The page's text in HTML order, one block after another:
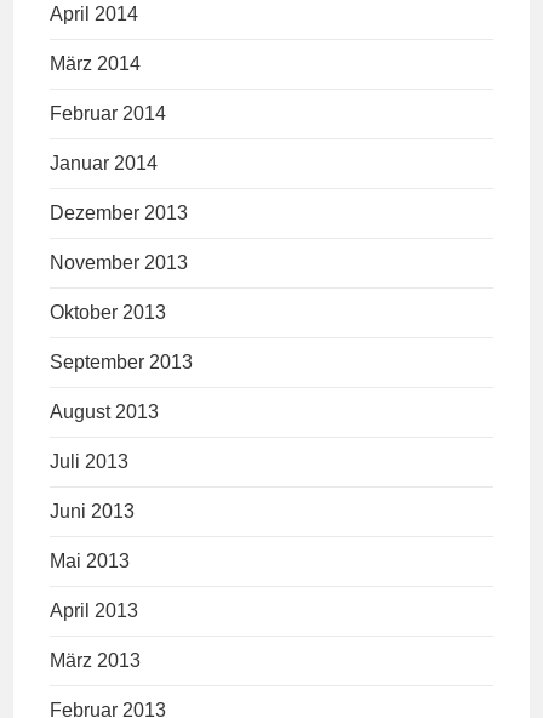
April 2014
März 2014
Februar 2014
Januar 2014
Dezember 2013
November 2013
Oktober 2013
September 2013
August 2013
Juli 2013
Juni 2013
Mai 2013
April 2013
März 2013
Februar 2013